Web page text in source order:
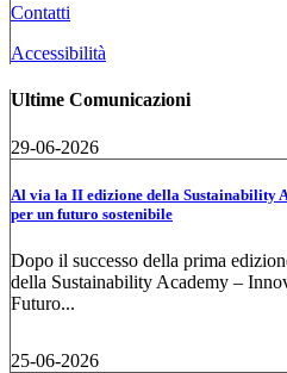
Contatti
Accessibilità
Ultime Comunicazioni
29-06-2026
Al via la II edizione della Sustainability
per un futuro sostenibile
Dopo il successo della prima
della Sustainability Academy –
Futuro...
25-06-2026